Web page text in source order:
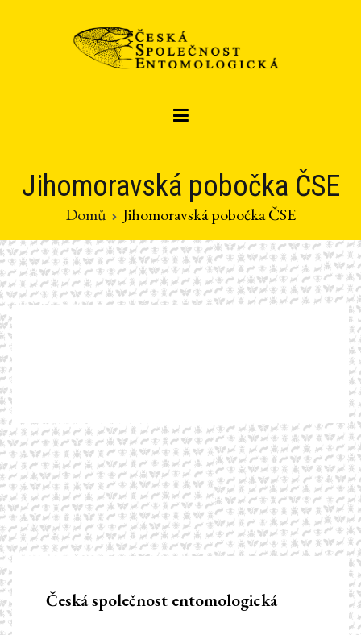
Jihomoravská pobočka ČSE
Domů Jihomoravská pobočka ČSE
Česká společnost entomologická